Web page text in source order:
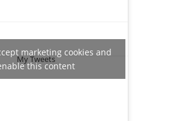
My Tweets
marketing cookies and
this content